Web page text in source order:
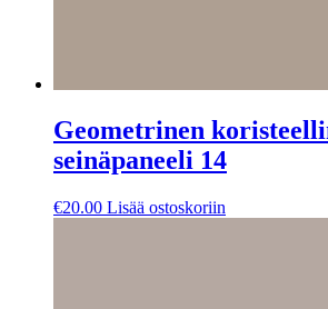
Geometrinen
seinäpaneeli 14
€20.00 Lisää ostoskoriin